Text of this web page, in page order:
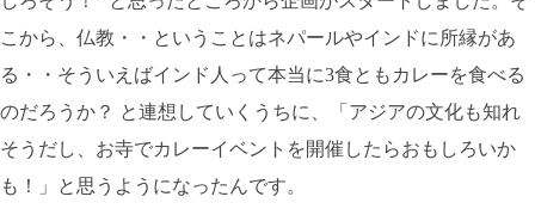
こから、仏教・・ということはネパールやインドに所縁があ
る・・そういえばインド人って本当に3食ともカレーを食べる
のだろうか？ と連想していくうちに、「アジアの文化も知れ
そうだし、お寺でカレーイベントを開催したらおもしろいか
も！」と思うようになったんです。